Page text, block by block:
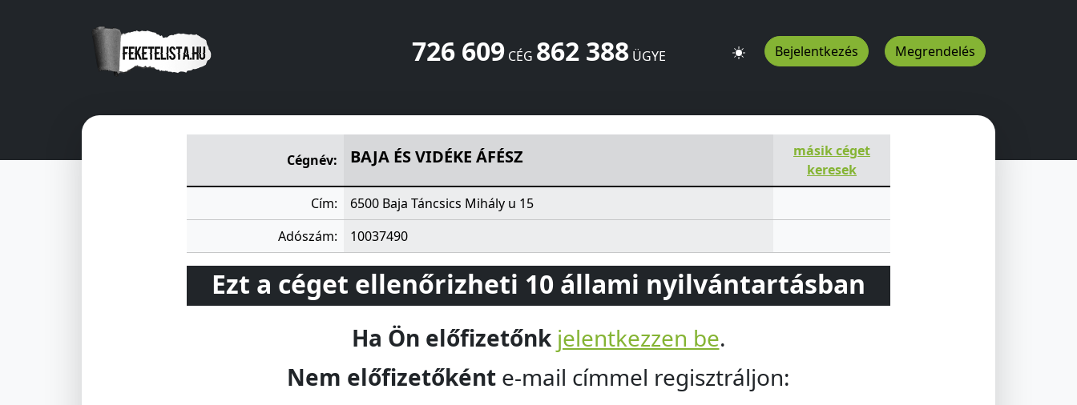
726 609CÉG 862 388ÜGYE Bejelentkezés Megrendelés
Cégnév:
BAJA ÉS VIDÉKE ÁFÉSZ
másik céget
keresek
Cím:
6500 Baja Táncsics Mihály u 15
Adószám:
10037490
Ezt a céget ellenőrizheti 10 állami nyilvántartásban
Ha Ön előfizetőnk jelentkezzen be.
Nem előfizetőként e-mail címmel regisztráljon: